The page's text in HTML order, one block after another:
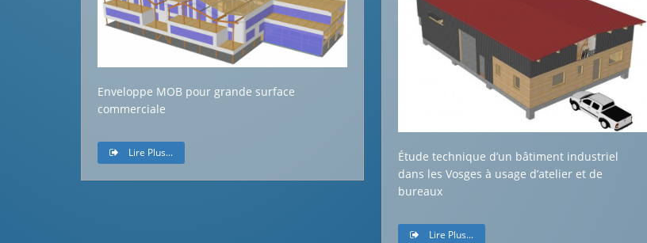
Enveloppe MOB pour grande surface
commerciale
Lire Plus...
Étude technique d’un bâtiment industriel
dans les Vosges à usage d’atelier et de
bureaux
Lire Plus...